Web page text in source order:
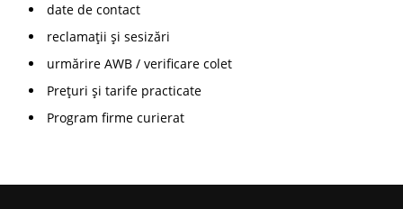
date de contact
reclamații și sesizări
urmărire AWB / verificare colet
Prețuri și tarife practicate
Program firme curierat